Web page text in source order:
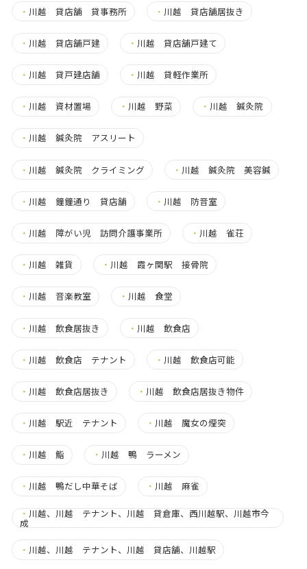
・ 川越 貸店舗 貸事務所 ・ 川越 貸店舗居抜き
・ 川越 貸店舗戸建 ・ 川越 貸店舗戸建て
・ 川越 貸戸建店舗 ・ 川越 貸軽作業所
・ 川越 資材置場 ・ 川越 野菜 ・ 川越 鍼灸院
・ 川越 鍼灸院 アスリート
・ 川越 鍼灸院 クライミング ・ 川越 鍼灸院 美容鍼
・ 川越 鐘鐘通り 貸店舗 ・ 川越 防音室
・ 川越 障がい児 訪問介護事業所 ・ 川越 雀荘
・ 川越 雑貨 ・ 川越 霞ヶ関駅 接骨院
・ 川越 音楽教室 ・ 川越 食堂
・ 川越 飲食居抜き ・ 川越 飲食店
・ 川越 飲食店 テナント ・ 川越 飲食店可能
・ 川越 飲食店居抜き ・ 川越 飲食店居抜き物件
・ 川越 駅近 テナント ・ 川越 魔女の煙突
・ 川越 鮨 ・ 川越 鴨 ラーメン
・ 川越 鴨だし中華そば ・ 川越 麻雀
・ 川越、川越 テナント、川越 貸倉庫、西川越駅、川越市今
成
・ 川越、川越 テナント、川越 貸店舗、川越駅